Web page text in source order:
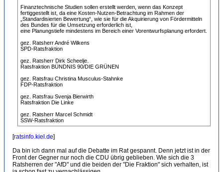
Finanztechnische Studien sollen erstellt werden, wenn das Konzept
fertiggestellt ist, da eine Kosten-Nutzen-Betrachtung im Rahmen der
„Standardisierten Bewertung“, wie sie für die Akquirierung von Fördermitteln
des Bundes für die Umsetzung erforderlich ist,
eine Planungstiefe mindestens im Bereich einer Vorentwurfsplanung erfordert.
gez. Ratsherr André Wilkens
SPD-Ratsfraktion
gez. Ratsherr Dirk Scheelje.
Ratsfraktion BÜNDNIS 90/DIE GRÜNEN
gez. Ratsfrau Christina Musculus-Stahnke
FDP-Ratsfraktion
gez. Ratsfrau Svenja Bierwirth
Ratsfraktion Die Linke
gez. Ratsherr Marcel Schmidt
SSW-Ratsfraktion
[ratsinfo.kiel.de]
Da bin ich dann mal auf die Debatte im Rat gespannt. Denn jetzt ist in der
Front der Gegner nur noch die CDU übrig geblieben. Wie sich die 3
Ratsherren der "AfD" und die beiden der "Die Fraktion" sich verhalten, ist